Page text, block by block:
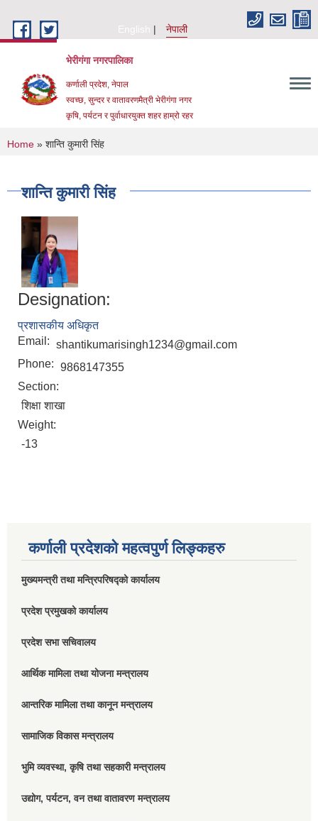
English
नेपाली
भेरीगंगा नगरपालिका
कर्णाली प्रदेश, नेपाल
स्वच्छ, सुन्दर र वातावरणमैत्री भेरीगंगा नगर
कृषि, पर्यटन र पुर्वाधारयुक्त शहर हाम्रो रहर
You are here
Home » शान्ति कुमारी सिंह
शान्ति कुमारी सिंह
Designation:
प्रशासकीय अधिकृत
Email: shantikumarisingh1234@gmail.com
Phone: 9868147355
Section:
शिक्षा शाखा
Weight:
-13
कर्णाली प्रदेशको महत्वपुर्ण लिङ्कहरु
मुख्यमन्त्री तथा मन्त्रिपरिषद्को कार्यालय
प्रदेश प्रमुखको कार्यालय
प्रदेश सभा सचिवालय
आर्थिक मामिला तथा योजना मन्त्रालय
आन्तरिक मामिला तथा कानून मन्त्रालय
सामाजिक विकास मन्त्रालय
भुमि व्यवस्था, कृषि तथा सहकारी मन्त्रालय
उद्योग, पर्यटन, वन तथा वातावरण मन्त्रालय